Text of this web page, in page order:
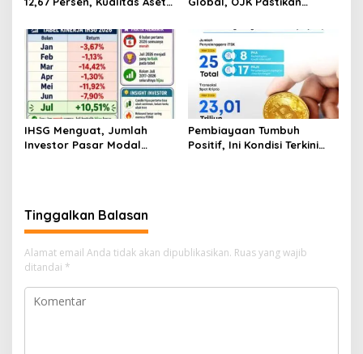
Tetap Kokoh Juni 2026
Keuangan Tetap Terjaga
IHSG Menguat, Jumlah
Investor Pasar Modal
Pembiayaan Tumbuh
Positif, Ini Kondisi Terkini
Tinggalkan Balasan
Alamat email Anda tidak akan dipublikasikan. Ruas yang wajib
ditandai *